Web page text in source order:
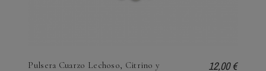
Pulsera Cuarzo Lechoso, Citrino y
12,00 €